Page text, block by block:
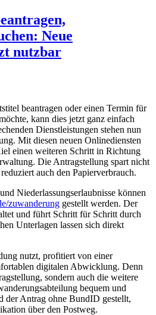
Neue
nutzbar
beantragen oder einen Termin für
kann dies jetzt ganz einfach
Dienstleistungen stehen nun
Mit diesen neuen Onlinediensten
einen weiteren Schritt in Richtung
Die Antragstellung spart nicht
auch den Papierverbrauch.
Niederlassungserlaubnisse können
zuwanderung gestellt werden. Der
und führt Schritt für Schritt durch
Unterlagen lassen sich direkt
nutzt, profitiert von einer
digitalen Abwicklung. Denn
sondern auch die weitere
bequem und
der Antrag ohne BundID gestellt,
über den Postweg.